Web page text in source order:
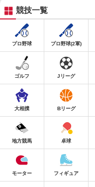
競技一覧
プロ野球 プロ野球(2軍)
ゴルフ Jリーグ
大相撲 Bリーグ
地方競馬 卓球
モーター フィギュア